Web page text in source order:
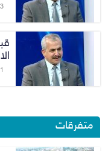
3 يونيو، 2026
1 يونيو، 2026
متفرقات